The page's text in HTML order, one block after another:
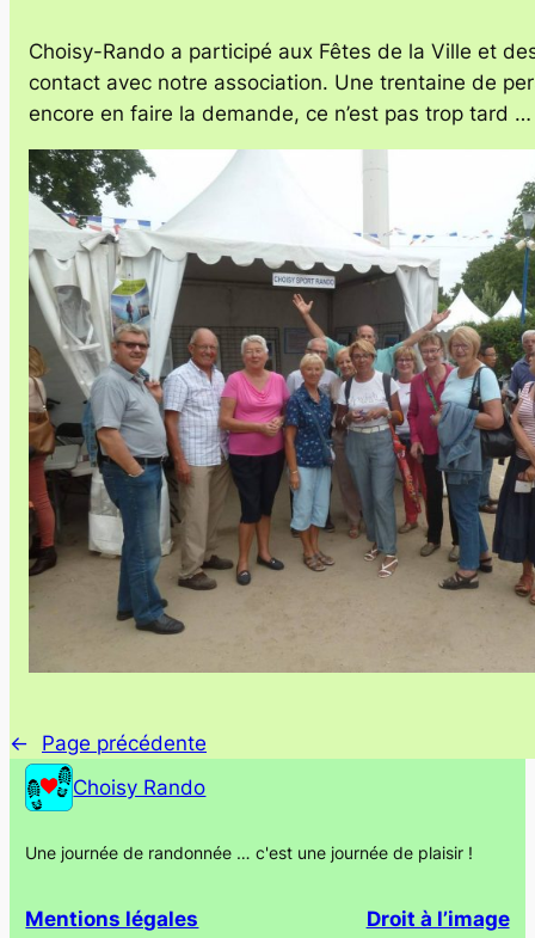
Choisy-Rando a participé aux Fêtes de la Ville et
contact avec notre association. Une trentaine de
encore en faire la demande, ce n’est pas trop tard
←
Page précédente
Choisy Rando
Une journée de randonnée … c'est une journée de plaisir !
Mentions légales Droit à l’image